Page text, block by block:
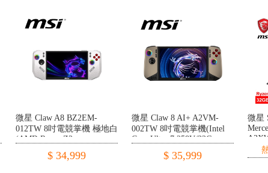
微星 Claw A8 BZ2EM-
012TW 8吋電競掌機 極地白
(AMD Ryzen Z2
SSD/W11)$ 34,999
微星 Claw 8 AI+ A2VM-
002TW 8吋電競掌機(Intel
Core Ultra 7 258V/32G
$ 35,999
微星